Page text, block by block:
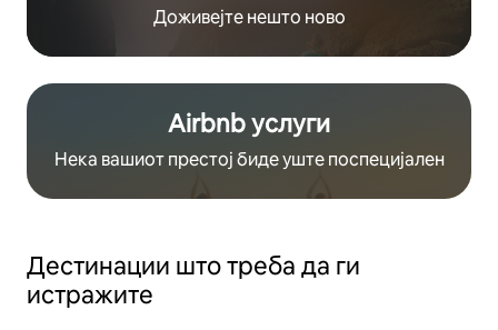
Доживејте нешто ново
Airbnb услуги
Нека вашиот престој биде уште поспецијален
Дестинации што треба да ги
истражите